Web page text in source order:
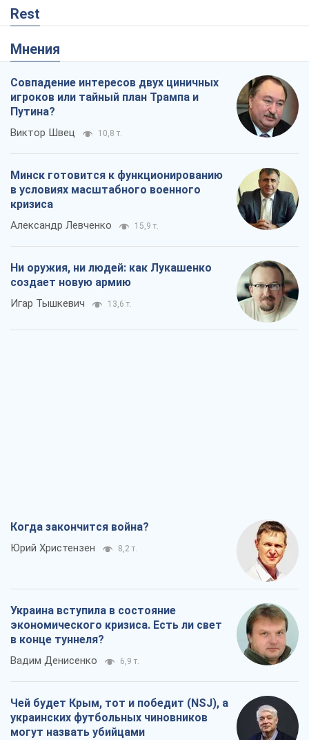
Rest
Мнения
Совпадение интересов двух циничных
игроков или тайный план Трампа и
Путина?
Виктор Швец 10,8 т.
Минск готовится к функционированию
в условиях масштабного военного
кризиса
Александр Левченко 15,9 т.
Ни оружия, ни людей: как Лукашенко
создает новую армию
Игар Тышкевич 13,6 т.
Когда закончится война?
Юрий Христензен 8,2 т.
Украина вступила в состояние
экономического кризиса. Есть ли свет
в конце туннеля?
Вадим Денисенко 6,9 т.
Чей будет Крым, тот и победит (NSJ), а
украинских футбольных чиновников
могут назвать убийцами